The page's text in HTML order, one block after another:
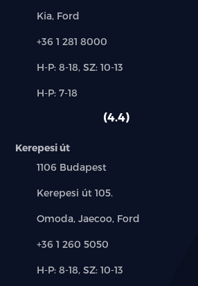
Márkák:
Kia, Ford
Telefon:
+36 1 281 8000
Új-
használt
H-P: 8-18, SZ: 10-13
Alkatrész,
H-P: 7-18
4.4
Kerepesi út
Település:
1106 Budapest
Cím:
Kerepesi út 105.
Márkák:
Omoda, Jaecoo, Ford
Telefon:
+36 1 260 5050
Új-
H-P: 8-18, SZ: 10-13